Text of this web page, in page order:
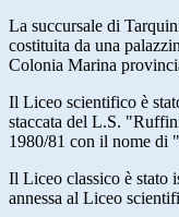
La succursale di
costituita da una
Colonia Marina
Il Liceo scientifico è
staccata del L.S.
1980/81 con il nome di
Il Liceo classico è stato
annessa al Liceo